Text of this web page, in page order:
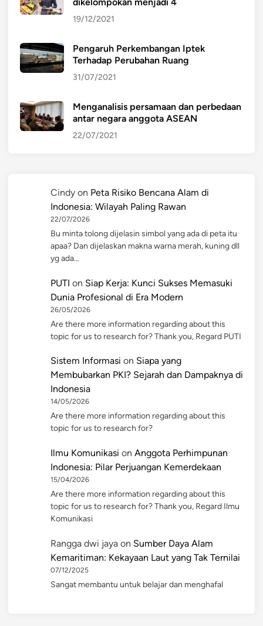
19/12/2021
Pengaruh Perkembangan Iptek
Terhadap Perubahan Ruang
31/07/2021
Menganalisis persamaan dan perbedaan
antar negara anggota ASEAN
22/07/2021
Cindy on Peta Risiko Bencana Alam di
Indonesia: Wilayah Paling Rawan
22/07/2026
Bu minta tolong dijelasin simbol yang ada di peta itu
apaa? Dan dijelaskan makna warna merah, kuning dll
yg ada…
PUTI on Siap Kerja: Kunci Sukses Memasuki
Dunia Profesional di Era Modern
26/05/2026
Are there more information regarding about this
topic for us to research for? Thank you, Regard PUTI
Sistem Informasi on Siapa yang
Membubarkan PKI? Sejarah dan Dampaknya di
Indonesia
14/05/2026
Are there more information regarding about this
topic for us to research for?
Ilmu Komunikasi on Anggota Perhimpunan
Indonesia: Pilar Perjuangan Kemerdekaan
15/04/2026
Are there more information regarding about this
topic for us to research for? Thank you, Regard Ilmu
Komunikasi
Rangga dwi jaya on Sumber Daya Alam
Kemaritiman: Kekayaan Laut yang Tak Ternilai
07/12/2025
Sangat membantu untuk belajar dan menghafal